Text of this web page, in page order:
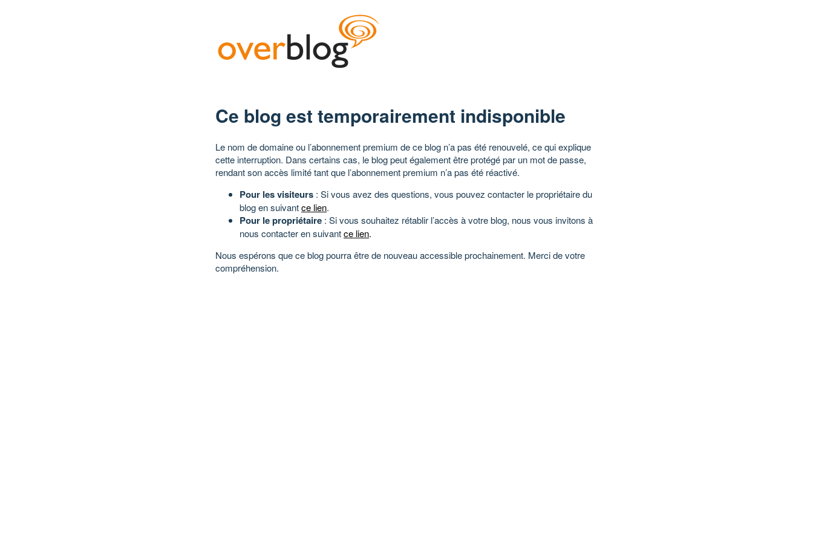
Ce blog est temporairement indisponible
Le nom de domaine ou l’abonnement premium de ce blog n’a pas été renouvelé, ce qui explique
cette interruption. Dans certains cas, le blog peut également être protégé par un mot de passe,
rendant son accès limité tant que l’abonnement premium n’a pas été réactivé.
Pour les visiteurs : Si vous avez des questions, vous pouvez contacter le propriétaire du
blog en suivantce lien.
Pour le propriétaire : Si vous souhaitez rétablir l’accès à votre blog, nous vous invitons à
nous contacter en suivantce lien.
Nous espérons que ce blog pourra être de nouveau accessible prochainement. Merci de votre
compréhension.